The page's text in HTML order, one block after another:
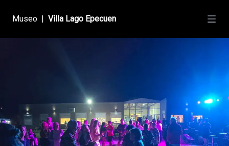
Museo | Villa Lago Epecuen